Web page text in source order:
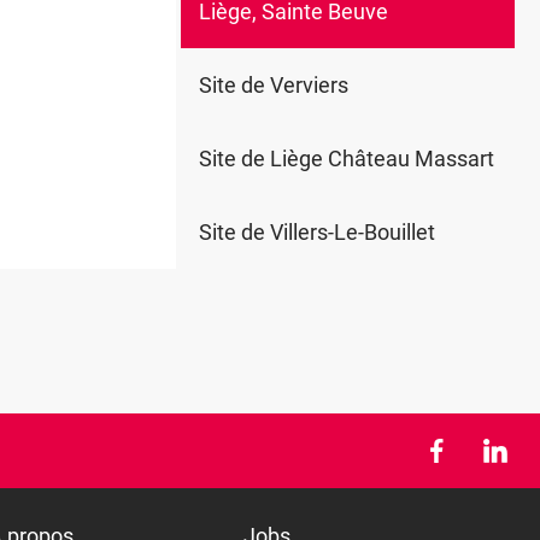
Liège, Sainte Beuve
Site de Verviers
Site de Liège Château Massart
Site de Villers-Le-Bouillet